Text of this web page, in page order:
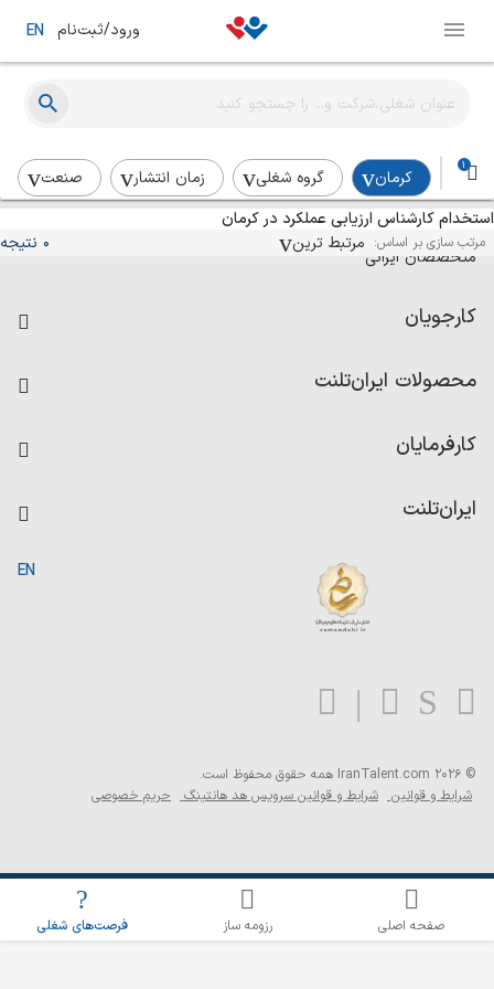
ورود/ثبت‌نام EN
1
کرمان گروه شغلی زمان انتشار
صنعت
استخدام کارشناس ارزیابی عملکرد در کرمان
مرتب سازی بر اساس: مرتبط ترین 0 نتیجه
اطلاع‌رسانی شغلی را برای این جستجو فعال کنید
آگهی‌های استخدام و همکاری برای
متخصصان ایرانی
کارجویان
رزومه ساز
امتیاز شرکت‌ها
محصولات ایران‌تلنت
کاردیکس
کارفرمایان
ایران‌تلنت
بلاگ
EN
© 2026 IranTalent.com
همه حقوق محفوظ است.
شرایط و قوانین شرایط و قوانین سرویس هد هانتینگ حریم خصوصی
صفحه اصلی رزومه ساز فرصت‌های شغلی